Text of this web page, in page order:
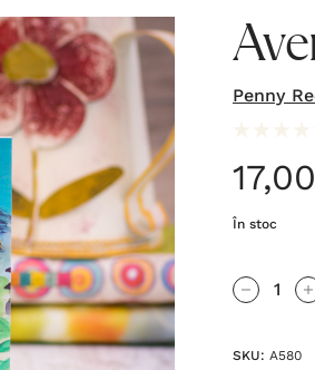
Penny
În stoc
Grăbește-
te!
curent
SKU: A580